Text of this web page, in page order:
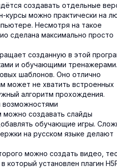
создавать отдельные
курсы можно практически на
Несмотря на такое
сделана максимально просто
созданную в этой
и обучающими тренажерами.
шаблонов. Оно отлично
может не хватить встроенных
алгоритм прохождения.
можно создавать слайды
обучающие игры.
на русском языке делают
можно создать видео,
установлен плагин